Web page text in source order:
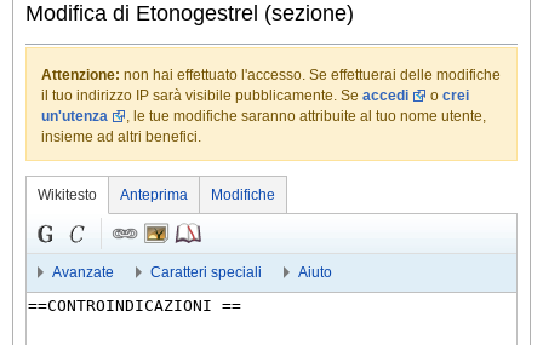
Modifica di Etonogestrel (sezione)
Attenzione: non hai effettuato l'accesso. Se effettuerai delle modifiche
il tuo indirizzo IP sarà visibile pubblicamente. Se accedi o crei
un'utenza
, le tue modifiche saranno attribuite al tuo nome utente,
insieme ad altri benefici.
Wikitesto Anteprima Modifiche
Avanzate Caratteri speciali Aiuto